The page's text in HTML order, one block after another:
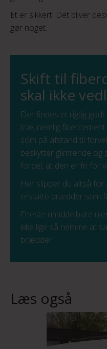
Et er sikkert: Det bliver
gør noget.
Skift til
skal ikke
Der findes et rigtig
træ, nemlig
som på afstand til
beskytter glimrende
fordel, at den er fri for
Her slipper du altså for
erstatte brædder som
Eneste umiddelbare
ikke lige så nemme at
brædder.
Læs også